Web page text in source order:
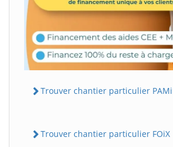
Trouver chantier particulier
Trouver chantier particulier FOiX